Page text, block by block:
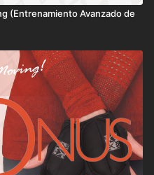
(Entrenamiento Avanzado de